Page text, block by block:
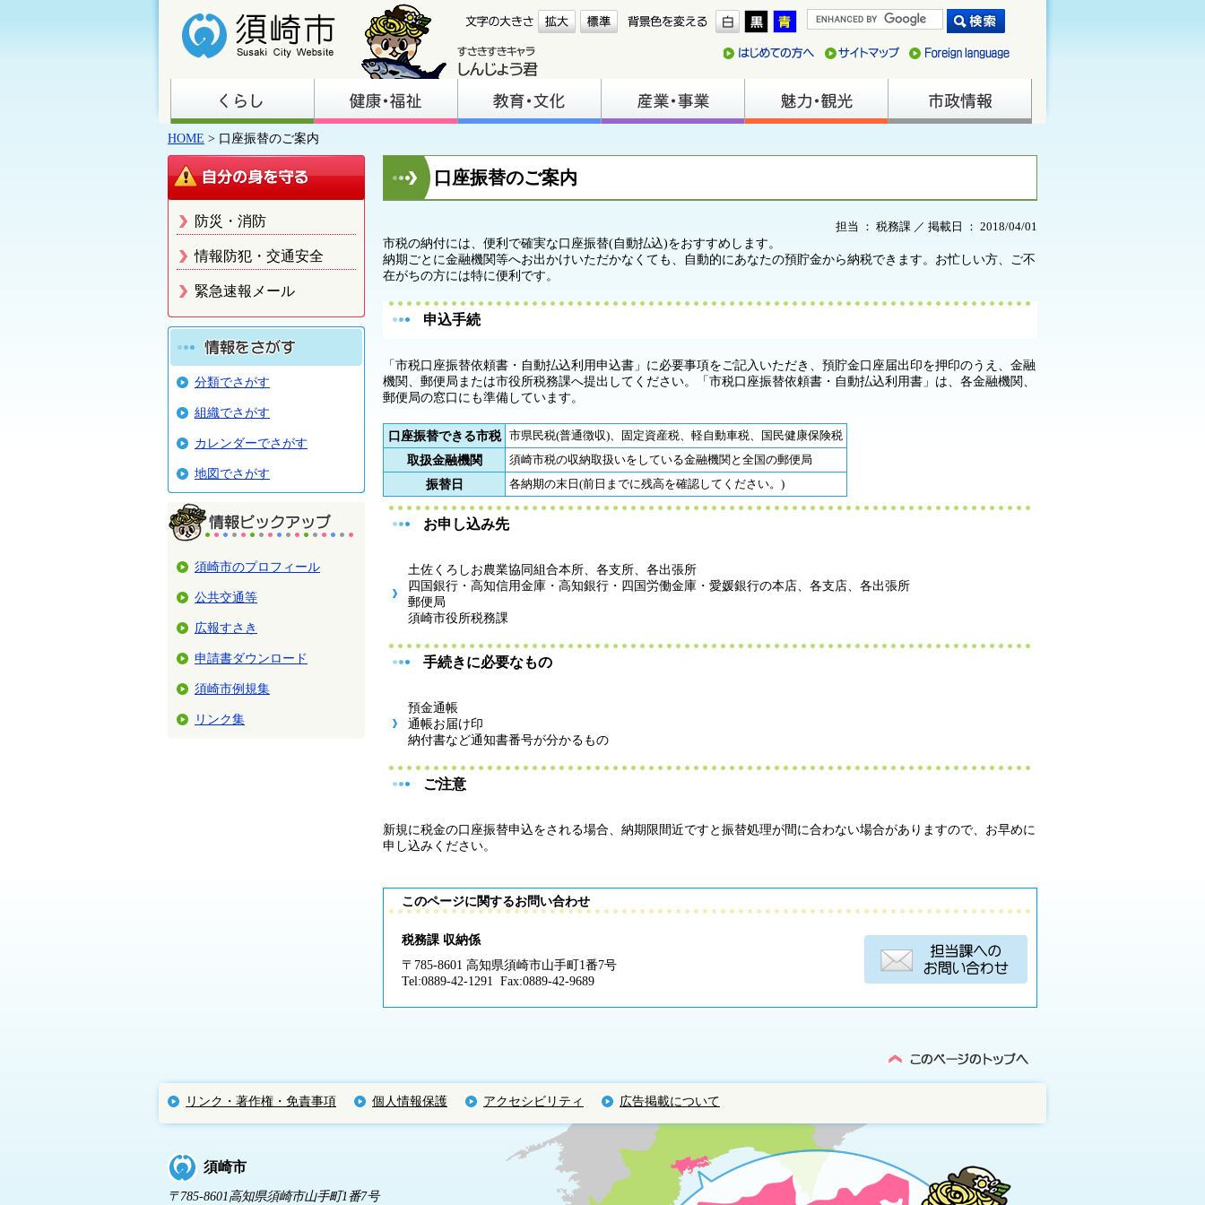
HOME > 口座振替のご案内
防災・消防
情報防犯・交通安全
緊急速報メール
分類でさがす
組織でさがす
カレンダーでさがす
地図でさがす
須崎市のプロフィール
公共交通等
広報すさき
申請書ダウンロード
須崎市例規集
リンク集
口座振替のご案内
担当 ： 税務課 ／ 掲載日 ： 2018/04/01
市税の納付には、便利で確実な口座振替(自動払込)をおすすめします。
納期ごとに金融機関等へお出かけいただかなくても、自動的にあなたの預貯金から納税できます。お忙しい方、ご不
在がちの方には特に便利です。
申込手続
「市税口座振替依頼書・自動払込利用申込書」に必要事項をご記入いただき、預貯金口座届出印を押印のうえ、金融
機関、郵便局または市役所税務課へ提出してください。「市税口座振替依頼書・自動払込利用書」は、各金融機関、
郵便局の窓口にも準備しています。
口座振替できる市税 市県民税(普通徴収)、固定資産税、軽自動車税、国民健康保険税
取扱金融機関 須崎市税の収納取扱いをしている金融機関と全国の郵便局
振替日 各納期の末日(前日までに残高を確認してください。)
お申し込み先
土佐くろしお農業協同組合本所、各支所、各出張所
四国銀行・高知信用金庫・高知銀行・四国労働金庫・愛媛銀行の本店、各支店、各出張所
郵便局
須崎市役所税務課
手続きに必要なもの
預金通帳
通帳お届け印
納付書など通知書番号が分かるもの
ご注意
新規に税金の口座振替申込をされる場合、納期限間近ですと振替処理が間に合わない場合がありますので、お早めに
申し込みください。
このページに関するお問い合わせ
税務課 収納係
〒785-8601 高知県須崎市山手町1番7号
Tel:0889-42-1291 Fax:0889-42-9689
リンク・著作権・免責事項 個人情報保護 アクセシビリティ 広告掲載について
須崎市
〒785-8601高知県須崎市山手町1番7号